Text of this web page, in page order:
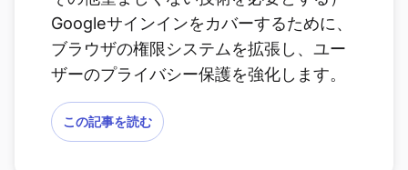
Googleサインインをカバーするために、
ブラウザの権限システムを拡張し、ユー
ザーのプライバシー保護を強化します。
この記事を読む